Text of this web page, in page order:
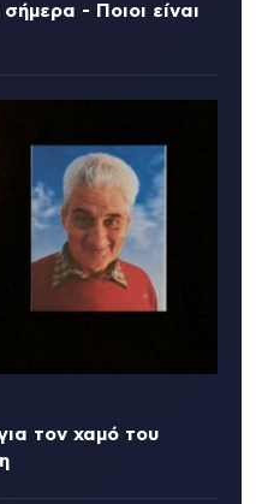
- Ποιοι είναι
τον χαμό του